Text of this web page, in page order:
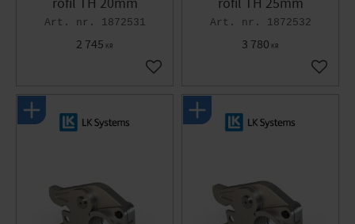
rofil TH 20mm
1872531
2 745 KR
Lägg till i favoriter
rofil TH 25mm
1872532
3 780 KR
Lägg